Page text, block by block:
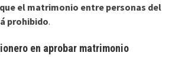
el matrimonio entre personas del
prohibido.
en aprobar matrimonio